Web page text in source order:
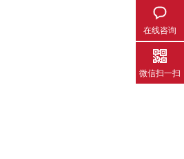
在线咨询
微信扫一扫